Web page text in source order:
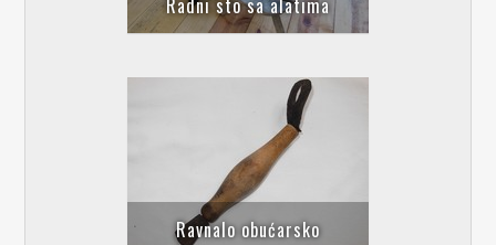
Radni sto sa alatima
Ravnalo obućarsko